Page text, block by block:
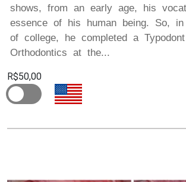
shows, from an early age, his
essence of his human being. So,
of college, he completed a
Orthodontics at the...
R$50,00